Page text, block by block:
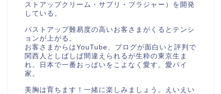
ストアップクリーム・サプリ・ブラジャー）を開発
している。
バストアップ難易度の高いお客さまがくるとテンシ
ョンが上がる。
お客さまからはYouTube、ブログが面白いと評判で
関西人としばしば間違えられるが生粋の東京生ま
れ。日本で一番おっぱいをこよなく愛す。愛パイ
家。
美胸は育ちます！一緒に楽しみましょう。えいえい